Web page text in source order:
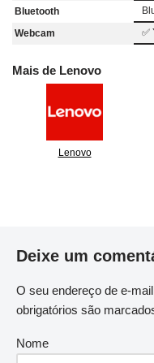
Bluetooth
Webcam
✅
Mais de Lenovo
Lenovo
Deixe um
O seu endereço de e-
obrigatórios são
Nome